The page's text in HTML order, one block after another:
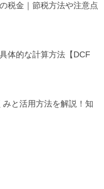
税金｜節税方法や注意点
体的な計算方法【DCF
と活用方法を解説！知